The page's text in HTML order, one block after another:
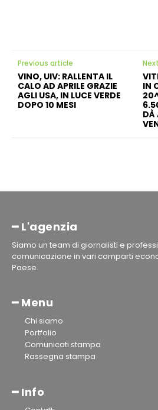
Previous article
VINO, UIV: RALLENTA IL
CALO AD APRILE GRAZIE
AGLI USA, IN LUCE VERDE
DOPO 10 MESI
IN
DÀ
━ L'agenzia
Siamo un team di giornalisti e
comunicazione in vari comparti
Paese.
━ Menu
Chi siamo
Portfolio
Comunicati stampa
Rassegna stampa
━ Info